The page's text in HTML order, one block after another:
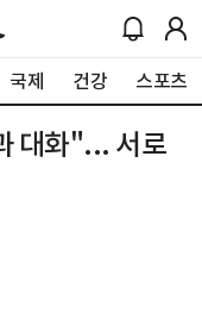
국제 건강 스포츠
대화"... 서로